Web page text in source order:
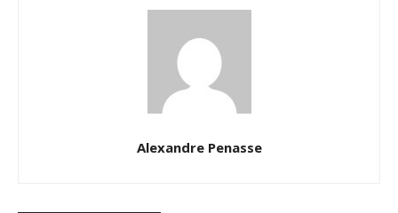
Alexandre Penasse